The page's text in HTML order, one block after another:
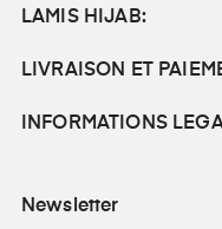
LAMIS HIJAB:
LIVRAISON ET
INFORMATIONS
Newsletter